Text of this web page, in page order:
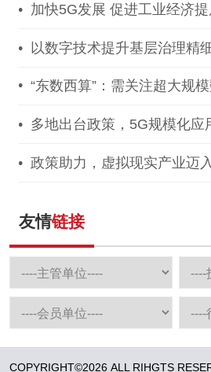
加快5G发展 促进工业经济
以数字技术提升基层治理精
“东数西算”：需关注超大规
多地出台政策，5G规模化应
政策助力，虚拟现实产业迈
友情链接
COPYRIGHT©2026 ALL RIHGTS